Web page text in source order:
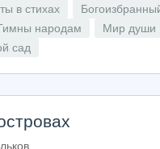
в стихах
народам Мир души
сад